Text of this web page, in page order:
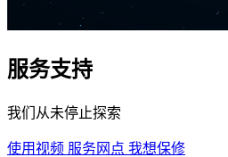
服务支持
我们从未停止探索
使用视频 服务网点 我想保修